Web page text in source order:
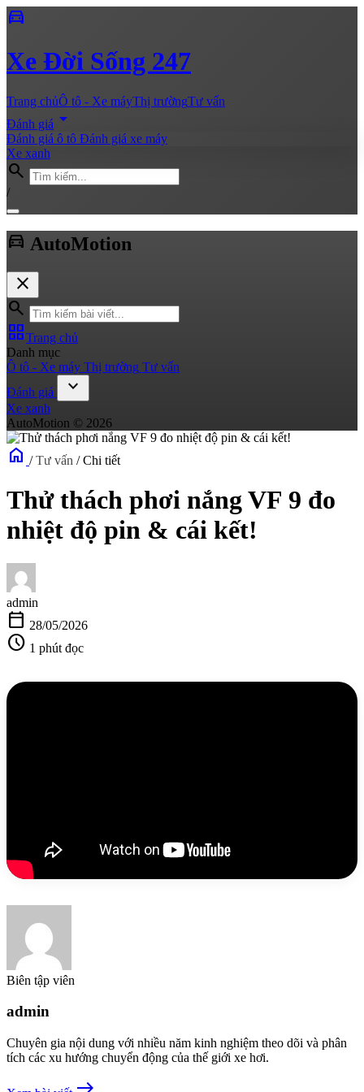
directions_car
Xe Đời Sống 247
Trang chủÔ tô - Xe máyThị trườngTư vấn
Đánh giá arrow_drop_down
Đánh giá ô tô Đánh giá xe máy
Xe xanh
search
/
directions_car AutoMotion
close
search
grid_viewTrang chủ
Danh mục
Ô tô - Xe máy Thị trường Tư vấn
Đánh giá
expand_more
Xe xanh
AutoMotion © 2026
home / Tư vấn / Chi tiết
Thử thách phơi nắng VF 9 đo
nhiệt độ pin & cái kết!
admin
calendar_today 28/05/2026
schedule 1 phút đọc
Biên tập viên
admin
Chuyên gia nội dung với nhiều năm kinh nghiệm theo dõi và phân
tích các xu hướng chuyển động của thế giới xe hơi.